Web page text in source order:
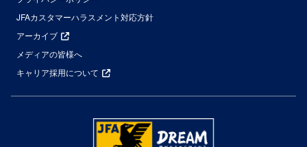
JFAカスタマーハラスメント対応方針
アーカイブ
メディアの皆様へ
キャリア採用について